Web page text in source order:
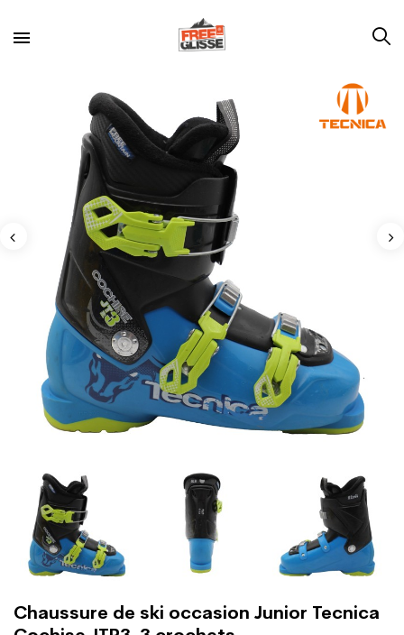
Chaussure de ski occasion Junior Tecnica